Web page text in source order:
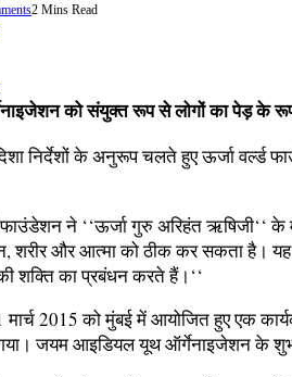
2 Mins Read
को संयुक्त रूप से लोगों का पेड़ के रूप में
निर्देशों के अनुरूप चलते हुए ऊर्जा वर्ल्ड
ने ‘‘ऊर्जा गुरु अरिहंत ऋषिजी‘‘ के
शरीर और आत्मा को ठीक कर सकता है।
शक्ति का प्रबंधन करते हैं।‘‘
2015 को मुंबई में आयोजित हुए एक
गया। जयम आइडियल यूथ ऑर्गेनाइजेशन